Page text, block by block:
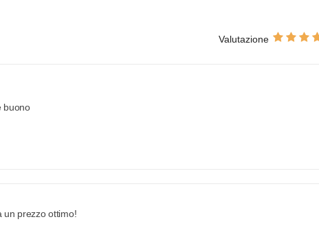
Valutazione
buono
un prezzo ottimo!